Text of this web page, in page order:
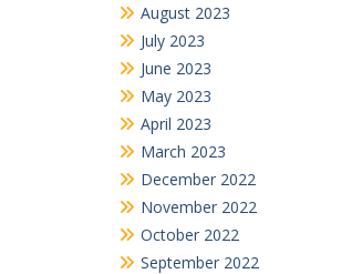
August 2023
July 2023
June 2023
May 2023
April 2023
March 2023
December 2022
November 2022
October 2022
September 2022